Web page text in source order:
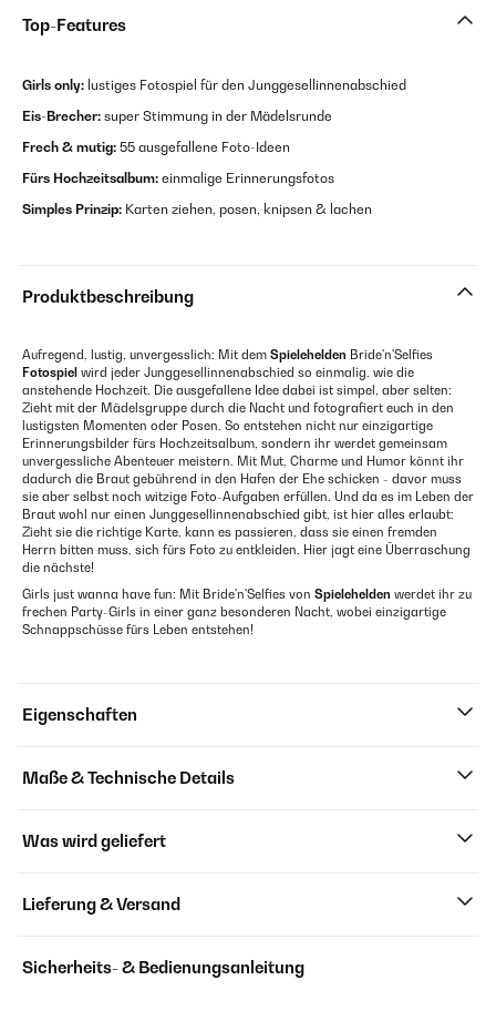
Top-Features
Girls only: lustiges Fotospiel für den Junggesellinnenabschied
Eis-Brecher: super Stimmung in der Mädelsrunde
Frech & mutig: 55 ausgefallene Foto-Ideen
Fürs Hochzeitsalbum: einmalige Erinnerungsfotos
Simples Prinzip: Karten ziehen, posen, knipsen & lachen
Produktbeschreibung
Aufregend, lustig, unvergesslich: Mit dem Spielehelden Bride'n'Selfies
Fotospiel wird jeder Junggesellinnenabschied so einmalig, wie die
anstehende Hochzeit. Die ausgefallene Idee dabei ist simpel, aber selten:
Zieht mit der Mädelsgruppe durch die Nacht und fotografiert euch in den
lustigsten Momenten oder Posen. So entstehen nicht nur einzigartige
Erinnerungsbilder fürs Hochzeitsalbum, sondern ihr werdet gemeinsam
unvergessliche Abenteuer meistern. Mit Mut, Charme und Humor könnt ihr
dadurch die Braut gebührend in den Hafen der Ehe schicken - davor muss
sie aber selbst noch witzige Foto-Aufgaben erfüllen. Und da es im Leben der
Braut wohl nur einen Junggesellinnenabschied gibt, ist hier alles erlaubt:
Zieht sie die richtige Karte, kann es passieren, dass sie einen fremden
Herrn bitten muss, sich fürs Foto zu entkleiden. Hier jagt eine Überraschung
die nächste!
Girls just wanna have fun: Mit Bride'n'Selfies von Spielehelden werdet ihr zu
frechen Party-Girls in einer ganz besonderen Nacht, wobei einzigartige
Schnappschüsse fürs Leben entstehen!
Eigenschaften
Maße & Technische Details
Was wird geliefert
Lieferung & Versand
Sicherheits- & Bedienungsanleitung